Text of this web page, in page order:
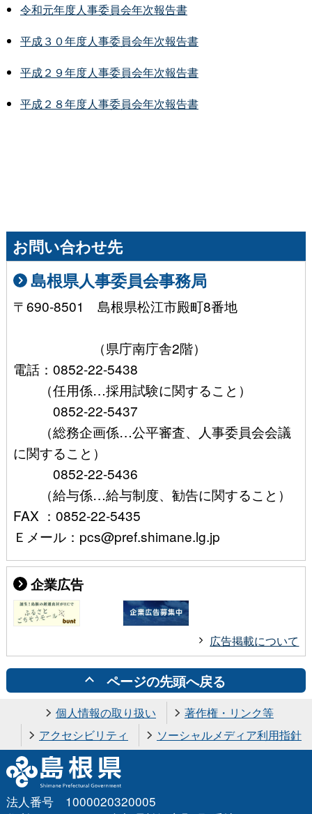
令和元年度人事委員会年次報告書
平成３０年度人事委員会年次報告書
平成２９年度人事委員会年次報告書
平成２８年度人事委員会年次報告書
お問い合わせ先
島根県人事委員会事務局
〒690-8501 島根県松江市殿町8番地
（県庁南庁舎2階）
電話：0852-22-5438
（任用係…採用試験に関すること）
0852-22-5437
（総務企画係…公平審査、人事委員会会議
に関すること）
0852-22-5436
（給与係…給与制度、勧告に関すること）
FAX ：0852-22-5435
Ｅメール：pcs@pref.shimane.lg.jp
企業広告
広告掲載について
ページの先頭へ戻る
個人情報の取り扱い
著作権・リンク等
アクセシビリティ
ソーシャルメディア利用指針
法人番号 1000020320005